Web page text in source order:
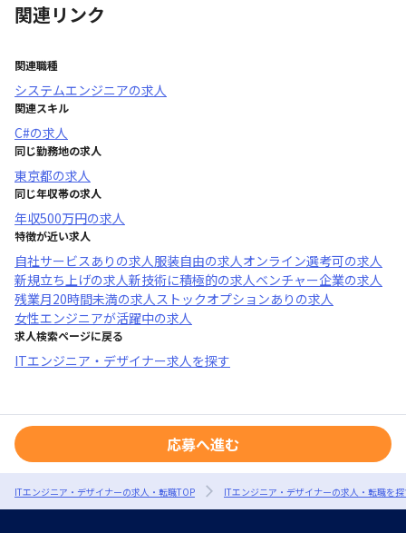
関連リンク
関連職種
システムエンジニアの求人
関連スキル
C#の求人
同じ勤務地の求人
東京都の求人
同じ年収帯の求人
年収500万円の求人
特徴が近い求人
自社サービスあり の求人服装自由の求人オンライン選考可の求人
新規立ち上げの求人新技術に積極的の求人ベンチャー企業の求人
残業月20時間未満の求人ストックオプションあり の求人
女性エンジニアが活躍中の求人
求人検索ページに戻る
ITエンジニア・デザイナー求人を探す
応募へ進む
ITエンジニア・デザイナーの求人・転職TOP ITエンジニア・デザイナーの求人・転職を